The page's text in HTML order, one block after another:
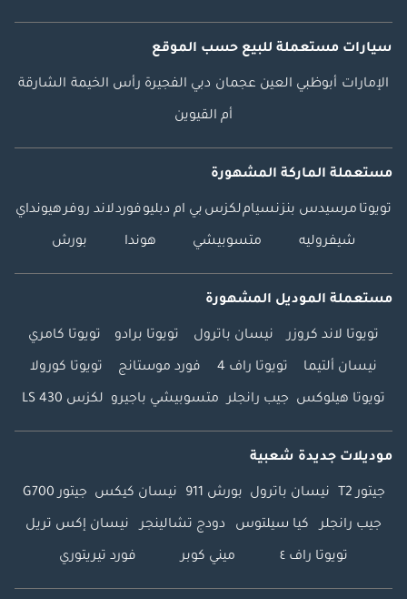
سيارات مستعملة للبيع حسب الموقع
الإمارات أبوظبي العين عجمان دبي الفجيرة رأس الخيمة الشارقة
أم القيوين
مستعملة الماركة المشهورة
تويوتا مرسيدس بنزنسياملكزس بي ام دبليوفوردلاند روفرهيونداي
شيفروليه متسوبيشي هوندا بورش
مستعملة الموديل المشهورة
تويوتا لاند كروزر نيسان باترول تويوتا برادو تويوتا كامري
نيسان ألتيما تويوتا راف 4 فورد موستانج تويوتا كورولا
تويوتا هيلوكس جيب رانجلر متسوبيشي باجيرو لكزس LS 430
موديلات جديدة شعبية
جيتور T2 نيسان باترول بورش 911 نيسان كيكس جيتور G700
جيب رانجلر كيا سيلتوس دودج تشالينجر نيسان إكس تريل
تويوتا راف ٤ ميني كوبر فورد تيريتوري